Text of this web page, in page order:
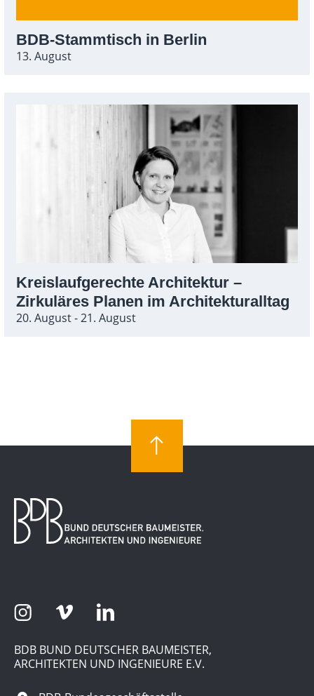
BDB-Stammtisch in Berlin
13. August
Kreislaufgerechte Architektur –
Zirkuläres Planen im Architekturalltag
20. August - 21. August
BDB BUND DEUTSCHER BAUMEISTER,
ARCHITEKTEN UND INGENIEURE E.V.